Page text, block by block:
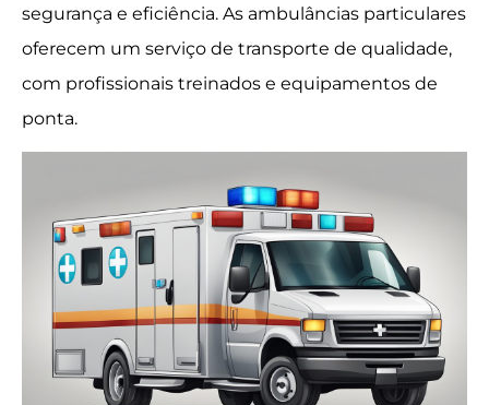
segurança e eficiência. As ambulâncias particulares
oferecem um serviço de transporte de qualidade,
com profissionais treinados e equipamentos de
ponta.